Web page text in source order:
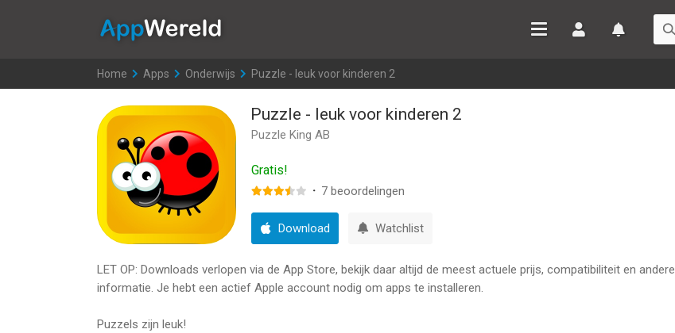
Home >
Apps >
Onderwijs >
Puzzle - leuk voor kinderen 2
Puzzle - leuk voor kinderen 2
Puzzle King AB
Gratis!
· 7 beoordelingen
Download Watchlist
LET OP: Downloads verlopen via de App Store, bekijk daar altijd de meest actuele prijs, compatibiliteit en andere
informatie. Je hebt een actief Apple account nodig om apps te installeren.
Puzzels zijn leuk!